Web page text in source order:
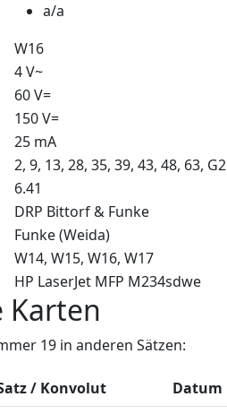
a/a
W16
4 V~
60 V=
150 V=
25 mA
2, 9, 13, 28, 35, 39, 43, 48, 63, G2
6.41
DRP Bittorf & Funke
Funke (Weida)
W14 W15 W16 W17
HP LaserJet MFP M234sdwe
Karten
19 in anderen Sätzen:
/ Konvolut Datum